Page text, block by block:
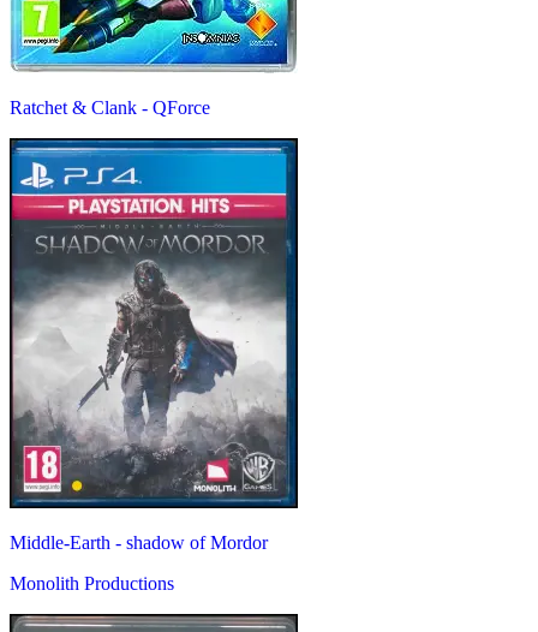
Ratchet & Clank - QForce
Middle-Earth - shadow of Mordor
Monolith Productions